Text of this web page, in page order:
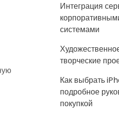
Интеграция
системами
творческие
Как выбрать
подробное
покупкой